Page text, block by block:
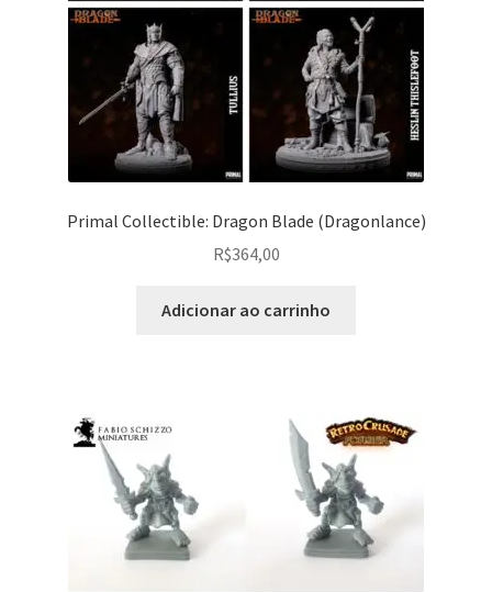
Primal Collectible: Dragon Blade (Dragonlance)
R$364,00
Adicionar ao carrinho